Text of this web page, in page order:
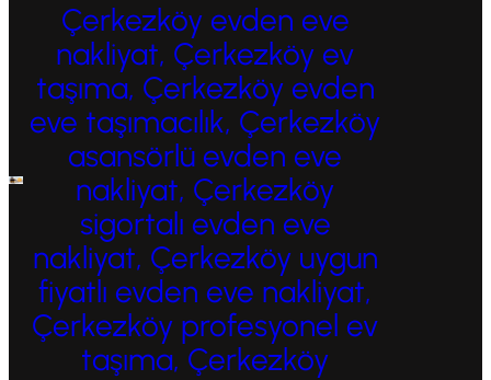
Çerkezköy evden eve
nakliyat, Çerkezköy ev
taşıma, Çerkezköy evden
eve taşımacılık, Çerkezköy
asansörlü evden eve
nakliyat, Çerkezköy
sigortalı evden eve
nakliyat, Çerkezköy uygun
fiyatlı evden eve nakliyat,
Çerkezköy profesyonel ev
taşıma, Çerkezköy